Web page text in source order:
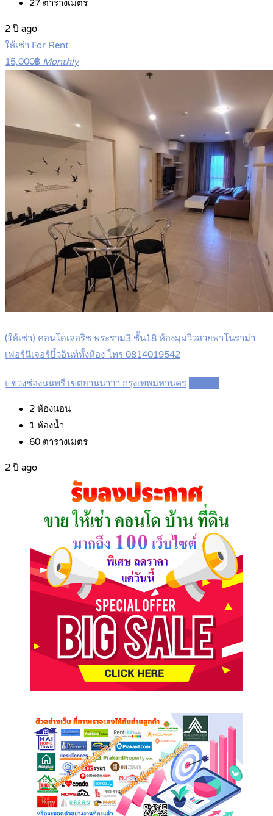
27 ตารางเมตร
2 ปี ago
ให้เช่า For Rent
15,000฿ Monthly
(ให้เช่า) คอนโดเลอริช พระราม3 ชั้น18 ห้องมุมวิวสวยพาโนราม่า
เฟอร์นิเจอร์บิ้วอินท์ทั้งห้อง โทร 0814019542
แขวงช่องนนทรี เขตยานนาวา กรุงเทพมหานคร
2 ห้องนอน
1 ห้องน้ำ
60 ตารางเมตร
2 ปี ago